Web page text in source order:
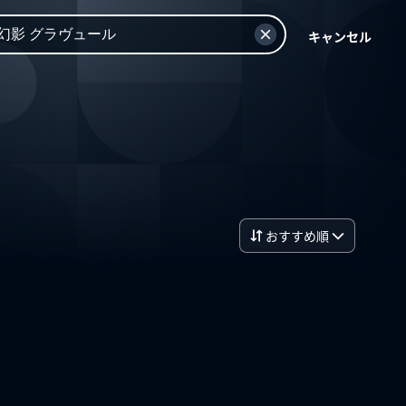
キャンセル
おすすめ順